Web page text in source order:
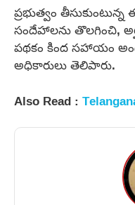
ప్రభుత్వం
సందేహాలను తొలగించి,
పథకం కింద సహాయం
అధికారులు తెలిపారు.
Also Read :